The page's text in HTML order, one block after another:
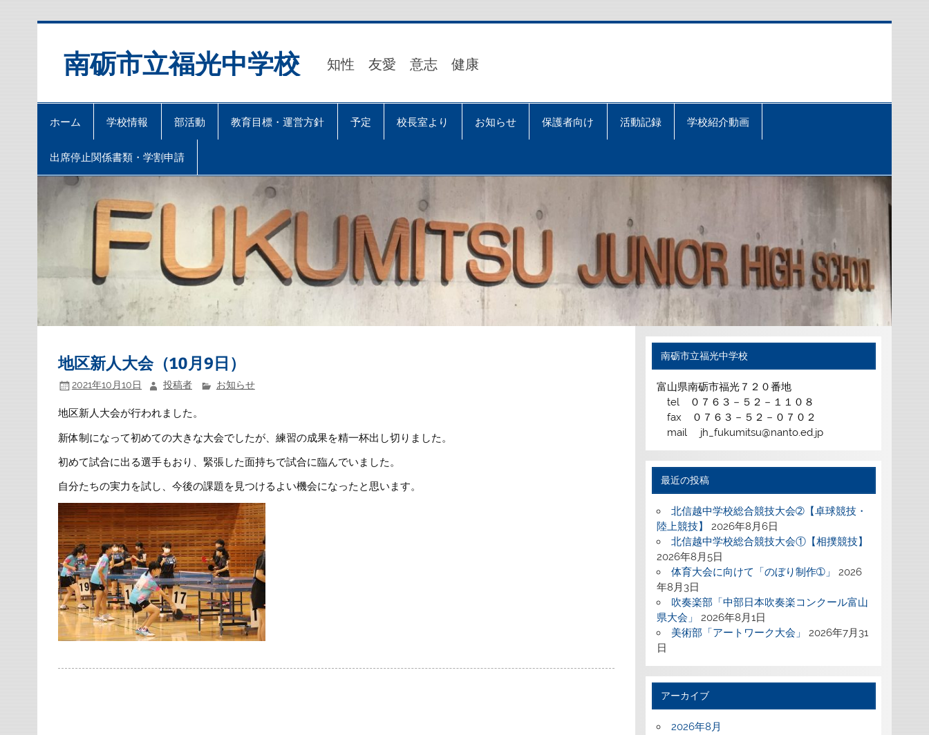
南砺市立福光中学校 知性 友愛 意志 健康
ホーム 学校情報 部活動 教育目標・運営方針 予定 校長室より お知らせ 保護者向け 活動記録 学校紹介動画
出席停止関係書類・学割申請
地区新人大会（10月9日）
2021年10月10日 投稿者 お知らせ
地区新人大会が行われました。
新体制になって初めての大きな大会でしたが、練習の成果を精一杯出し切りました。
初めて試合に出る選手もおり、緊張した面持ちで試合に臨んでいました。
自分たちの実力を試し、今後の課題を見つけるよい機会になったと思います。
南砺市立福光中学校
富山県南砺市福光７２０番地
tel ０７６３－５２－１１０８
fax ０７６３－５２－０７０２
mail jh_fukumitsu@nanto.ed.jp
最近の投稿
北信越中学校総合競技大会➁【卓球競技・
陸上競技】
2026年8月6日
北信越中学校総合競技大会①【相撲競技】
2026年8月5日
体育大会に向けて「のぼり制作➀」
2026
年8月3日
吹奏楽部「中部日本吹奏楽コンクール富山
県大会」
2026年8月1日
美術部「アートワーク大会」
2026年7月31
日
アーカイブ
2026年8月